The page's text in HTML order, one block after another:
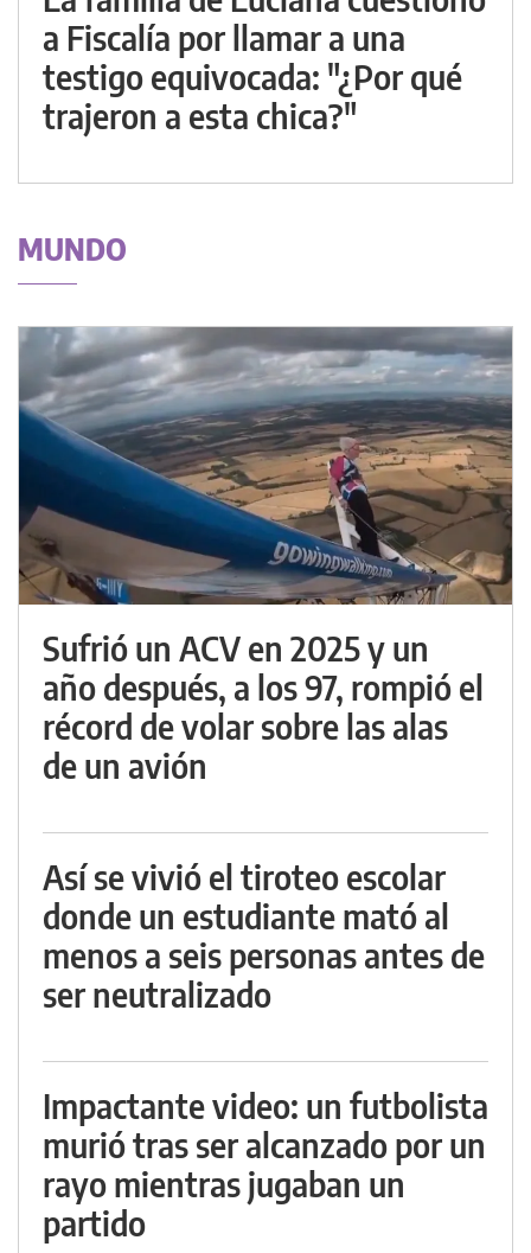
a Fiscalía por llamar a una
testigo equivocada: "¿Por qué
trajeron a esta chica?"
MUNDO
Sufrió un ACV en 2025 y un
año después, a los 97, rompió el
récord de volar sobre las alas
de un avión
Así se vivió el tiroteo escolar
donde un estudiante mató al
menos a seis personas antes de
ser neutralizado
Impactante video: un futbolista
murió tras ser alcanzado por un
rayo mientras jugaban un
partido